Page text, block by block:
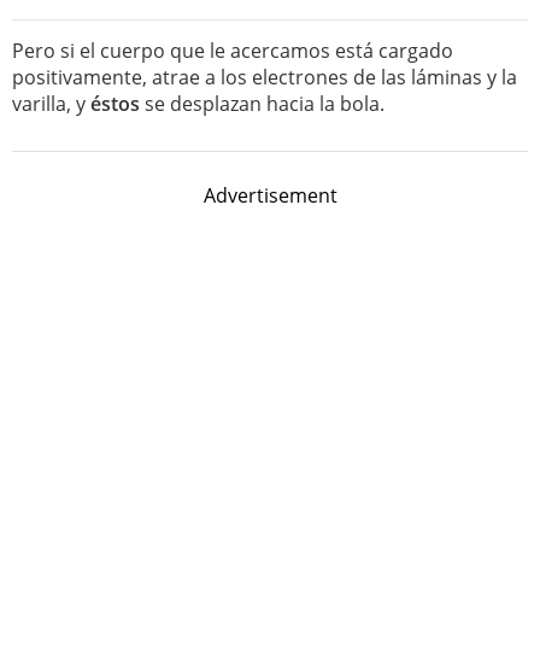
Pero si el cuerpo que le acercamos está cargado
positivamente, atrae a los electrones de las láminas y la
varilla, yéstos se desplazan hacia la bola.
Advertisement